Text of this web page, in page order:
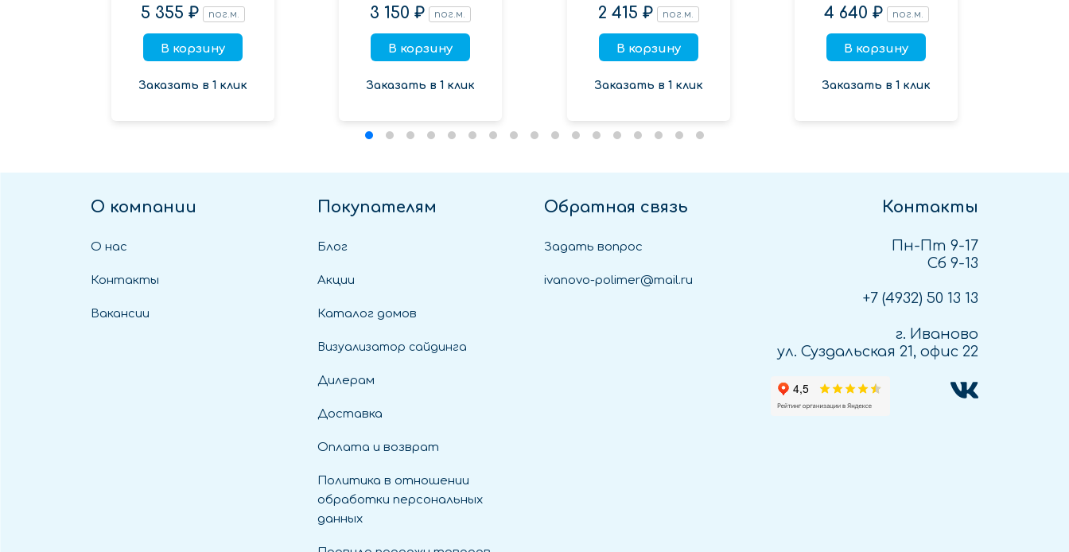
5 355 ₽ пог.м.
В корзину
Заказать в 1 клик
3 150 ₽ пог.м.
В корзину
Заказать в 1 клик
2 415 ₽ пог.м.
В корзину
Заказать в 1 клик
4 640 ₽ пог.м.
В корзину
Заказать в 1 клик
О компании
О нас
Контакты
Вакансии
Покупателям
Блог
Акции
Каталог домов
Визуализатор сайдинга
Дилерам
Доставка
Оплата и возврат
Политика в отношении
обработки персональных
данных
Обратная связь
Задать вопрос
ivanovo-polimer@mail.ru
Контакты
Пн-Пт 9-17
Сб 9-13
+7 (4932) 50 13 13
г. Иваново
ул. Суздальская 21, офис 22